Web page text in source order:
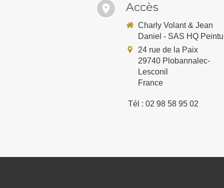
Accès
Charly Volant & Jean
Daniel - SAS HQ
24 rue de la Paix
29740 Plobannalec-
Lesconil
France
Tél : 02 98 58 95 02